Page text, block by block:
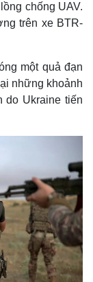
chống UAV.
trên xe BTR-
một quả đạn
những khoảnh
do Ukraine tiến